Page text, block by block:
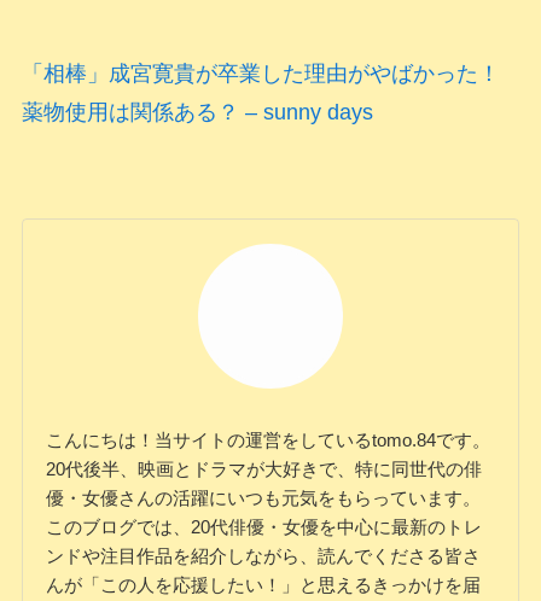
「相棒」成宮寛貴が卒業した理由がやばかった！
薬物使用は関係ある？ – sunny days
こんにちは！当サイトの運営をしているtomo.84です。
20代後半、映画とドラマが大好きで、特に同世代の俳
優・女優さんの活躍にいつも元気をもらっています。
このブログでは、20代俳優・女優を中心に最新のトレ
ンドや注目作品を紹介しながら、読んでくださる皆さ
んが「この人を応援したい！」と思えるきっかけを届